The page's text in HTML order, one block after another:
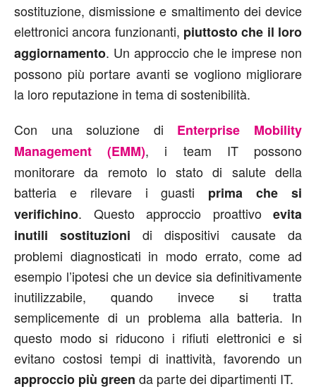
sostituzione, dismissione e smaltimento dei device
elettronici ancora funzionanti, piuttosto che il loro
aggiornamento. Un approccio che le imprese non
possono più portare avanti se vogliono migliorare
la loro reputazione in tema di sostenibilità.
Con una soluzione di Enterprise Mobility
Management (EMM), i team IT possono
monitorare da remoto lo stato di salute della
batteria e rilevare i guasti prima che si
verifichino. Questo approccio proattivo evita
inutili sostituzioni di dispositivi causate da
problemi diagnosticati in modo errato, come ad
esempio l’ipotesi che un device sia definitivamente
inutilizzabile, quando invece si tratta
semplicemente di un problema alla batteria. In
questo modo si riducono i rifiuti elettronici e si
evitano costosi tempi di inattività, favorendo un
approccio più green da parte dei dipartimenti IT.